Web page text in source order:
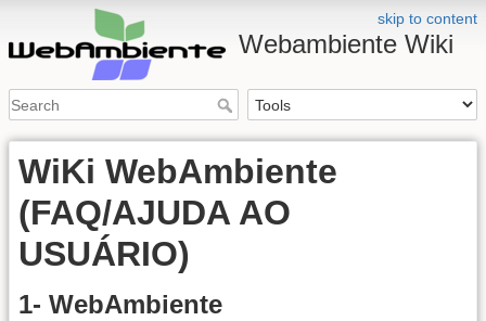
skip to content
Webambiente Wiki
WiKi WebAmbiente
(FAQ/AJUDA AO
USUÁRIO)
1- WebAmbiente